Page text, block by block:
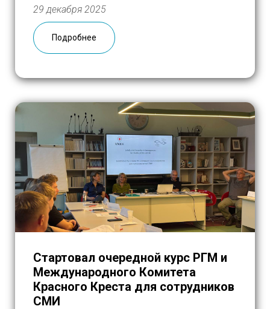
и спасением жизни. В этом году свое 10-
летие отметил курс по безопасности,
который мы проводим совместно с
Международным Комитетом […]
29 декабря 2025
Подробнее
Стартовал очередной курс РГМ и
Международного Комитета
Красного Креста для сотрудников
СМИ